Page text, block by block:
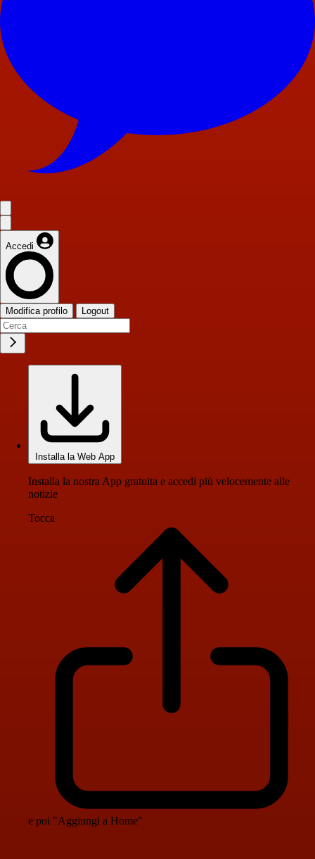
Accedi
Modifica profilo Logout
Installa la Web App
Installa la nostra App gratuita e accedi più velocemente alle
notizie
Tocca
e poi "Aggiungi a Home"